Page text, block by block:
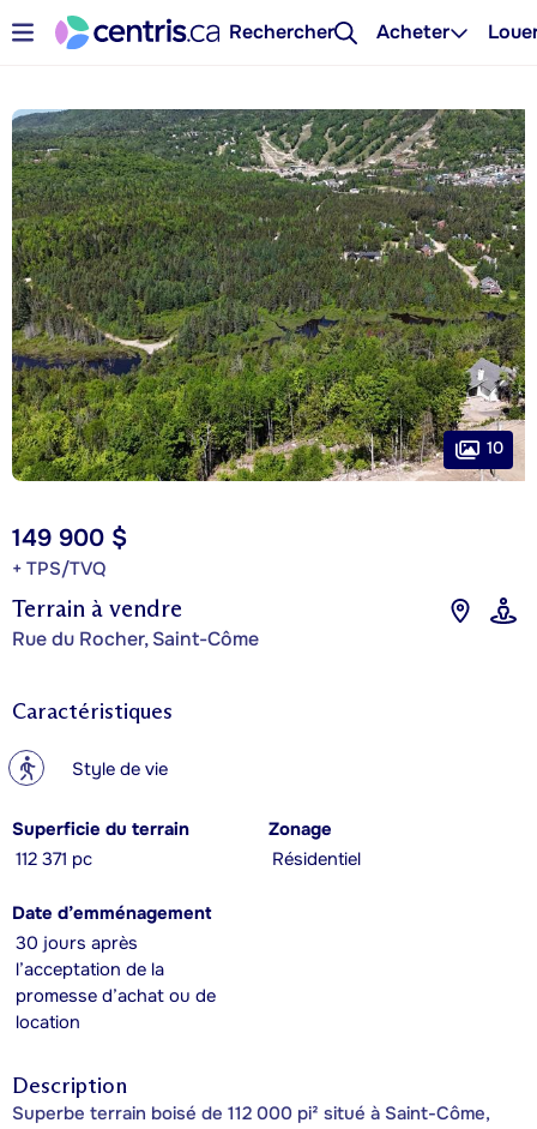
Rechercher Acheter
Terrain à vendre
Rue du Rocher, Saint-Côme
149 900 $
+ TPS/TVQ
10
Caractéristiques
? Style de vie
Superficie du terrain
112 371 pc
Zonage
Résidentiel
Date d’emménagement
30 jours après
l’acceptation de la
promesse d’achat ou de
location
Description
Superbe terrain boisé de 112 000 pi² situé à Saint-Côme,